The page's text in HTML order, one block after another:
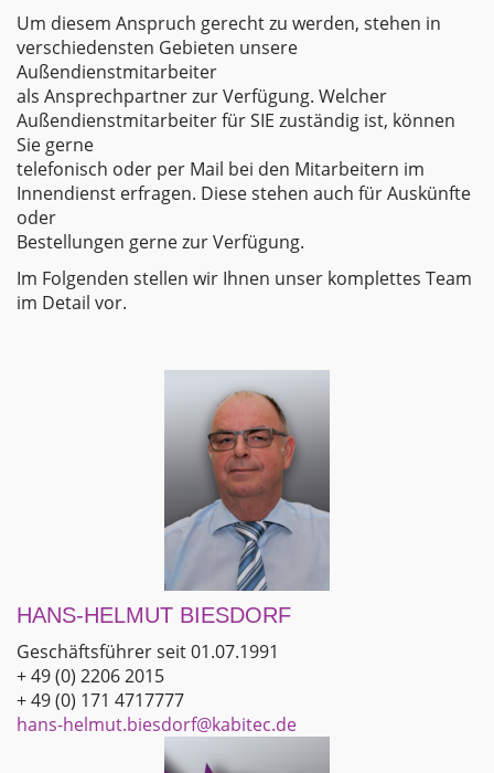
Um diesem Anspruch gerecht zu werden, stehen in
verschiedensten Gebieten unsere
Außendienstmitarbeiter
als Ansprechpartner zur Verfügung. Welcher
Außendienstmitarbeiter für SIE zuständig ist, können
Sie gerne
telefonisch oder per Mail bei den Mitarbeitern im
Innendienst erfragen. Diese stehen auch für Auskünfte
oder
Bestellungen gerne zur Verfügung.
Im Folgenden stellen wir Ihnen unser komplettes Team
im Detail vor.
HANS-HELMUT BIESDORF
Geschäftsführer seit 01.07.1991
+ 49 (0) 2206 2015
+ 49 (0) 171 4717777
hans-helmut.biesdorf@kabitec.de